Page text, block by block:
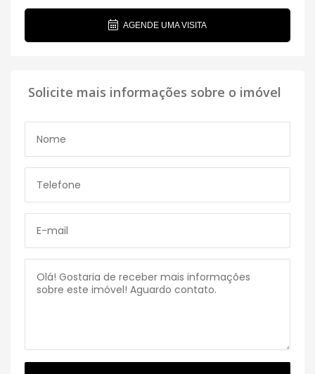
AGENDE UMA VISITA
Solicite mais informações sobre o imóvel